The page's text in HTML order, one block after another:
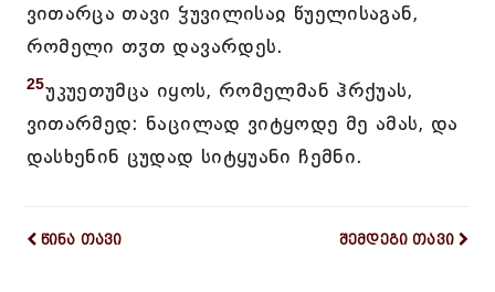
ვითარცა თავი ჴუვილისაჲ წუელისაგან,
რომელი თჳთ დავარდეს.
25უკუეთუმცა იყოს, რომელმან ჰრქუას,
ვითარმედ: ნაცილად ვიტყოდე მე ამას, და
დასხენინ ცუდად სიტყუანი ჩემნი.
წინა თავი შემდეგი თავი